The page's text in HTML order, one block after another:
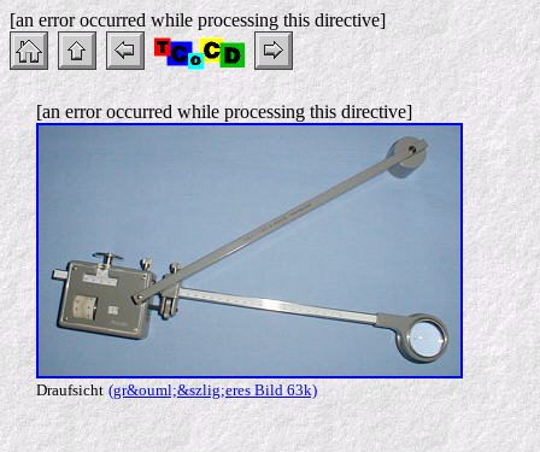
[an error occurred while processing this directive]
[an error occurred while processing this directive]
Draufsicht (gr&ouml;&szlig;eres Bild 63k)